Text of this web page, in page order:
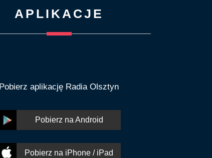
APLIKACJE
Pobierz aplikację Radia Olsztyn
Pobierz na Android
Pobierz na iPhone / iPad